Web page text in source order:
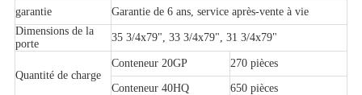
garantie
Garantie de 6 ans, service après-vente à vie
Dimensions de la
porte
35 3/4x79", 33 3/4x79", 31 3/4x79"
Quantité de charge
Conteneur 20GP 270 pièces
Conteneur 40HQ 650 pièces